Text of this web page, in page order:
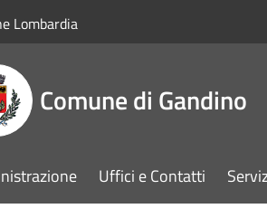
Lombardia
Comune di Gandino
Uffici e Contatti